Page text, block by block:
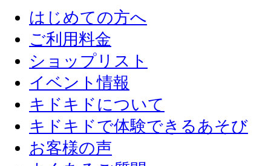
はじめての方へ
ご利用料金
ショップリスト
イベント情報
キドキドについて
キドキドで体験できるあそび
お客様の声